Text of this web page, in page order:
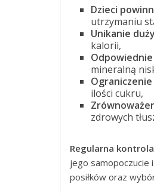
Dzieci
utrzymaniu
Unikanie
kalorii,
mineralną
ilości cukru,
zdrowych
Regularna
jego samopoczucie
posiłków oraz